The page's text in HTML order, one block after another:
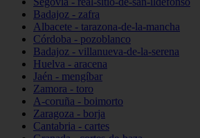
Badajoz - zafra
Albacete - tarazona-de-la-mancha
Córdoba - pozoblanco
Badajoz - villanueva-de-la-serena
Huelva - aracena
Jaén - mengíbar
Zamora - toro
A-coruña - boimorto
Zaragoza - borja
Cantabria - cartes